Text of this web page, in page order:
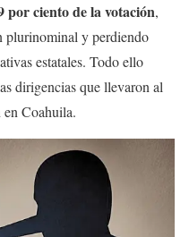
por ciento de la votación,
plurinominal y perdiendo
estatales. Todo ello
dirigencias que llevaron al
Coahuila.